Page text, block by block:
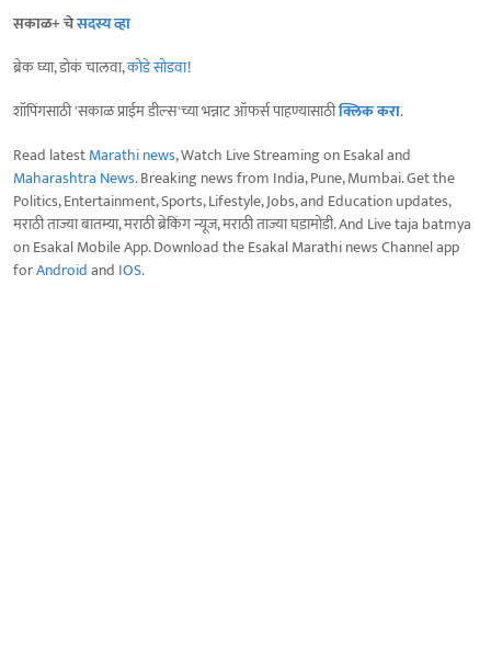
सकाळ+ चेसदस्य व्हा
ब्रेक घ्या, डोकं चालवा,कोडे सोडवा!
शॉपिंगसाठी 'सकाळ प्राईम डील्स'च्या भन्नाट ऑफर्स पाहण्यासाठीक्लिक करा.
Read latestMarathi news, Watch Live Streaming on Esakal and
Maharashtra News. Breaking news from India, Pune, Mumbai. Get the
Politics, Entertainment, Sports, Lifestyle, Jobs, and Education updates,
मराठी ताज्या बातम्या, मराठी ब्रेकिंग न्यूज, मराठी ताज्या घडामोडी. And Live taja batmya
on Esakal Mobile App. Download the Esakal Marathi news Channel app
forAndroidand IOS.